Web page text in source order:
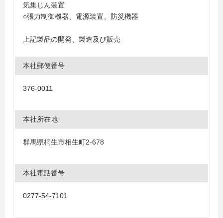
気集じん装置
○張力制御機器、電源装置、防災機器
上記製品の開発、製造及び販売
本社郵便番号
376-0011
本社所在地
群馬県桐生市相生町2-678
本社電話番号
0277-54-7101